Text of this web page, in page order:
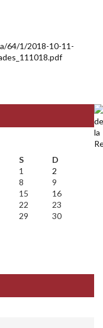
64/1/2018-10-11-
S
D
1
2
8
9
15
16
22
23
29
30